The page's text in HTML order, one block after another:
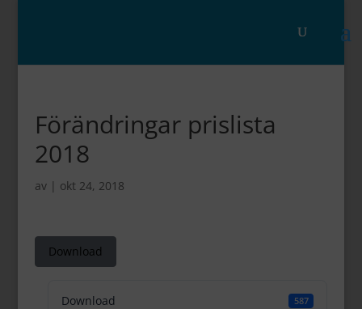
Förändringar prislista
2018
av | okt 24, 2018
Download
Download 587